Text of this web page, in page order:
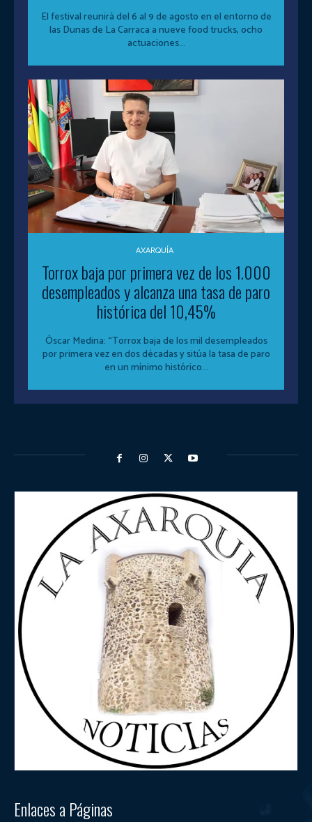
El festival reunirá del 6 al 9 de agosto en el entorno de
las Dunas de La Carraca a nueve food trucks, ocho
actuaciones...
AXARQUÍA
Torrox baja por primera vez de los 1.000
desempleados y alcanza una tasa de paro
histórica del 10,45%
Óscar Medina: “Torrox baja de los mil desempleados
por primera vez en dos décadas y sitúa la tasa de paro
en un mínimo histórico...
Enlaces a Páginas